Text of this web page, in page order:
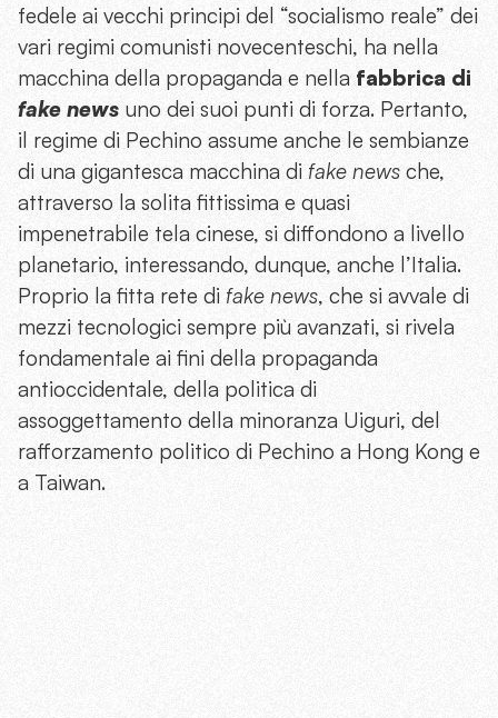
fedele ai vecchi principi del “socialismo reale” dei
vari regimi comunisti novecenteschi, ha nella
macchina della propaganda e nella fabbrica di
fake news uno dei suoi punti di forza. Pertanto,
il regime di Pechino assume anche le sembianze
di una gigantesca macchina di fake news che,
attraverso la solita fittissima e quasi
impenetrabile tela cinese, si diffondono a livello
planetario, interessando, dunque, anche l’Italia.
Proprio la fitta rete di fake news, che si avvale di
mezzi tecnologici sempre più avanzati, si rivela
fondamentale ai fini della propaganda
antioccidentale, della politica di
assoggettamento della minoranza Uiguri, del
rafforzamento politico di Pechino a Hong Kong e
a Taiwan.